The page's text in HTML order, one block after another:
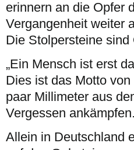
erinnern an die Opfer
Vergangenheit weiter
Die Stolpersteine
„Ein Mensch ist erst
Dies ist das Motto
paar Millimeter aus
Vergessen ankämpfen.
Allein in Deutschland